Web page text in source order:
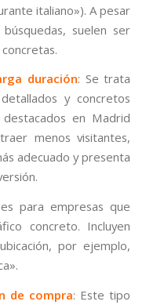
italiano»). A pesar
suelen ser
duración: Se trata
y concretos
en Madrid
menos visitantes,
adecuado y presenta
para empresas que
concreto. Incluyen
por ejemplo,
de compra: Este tipo